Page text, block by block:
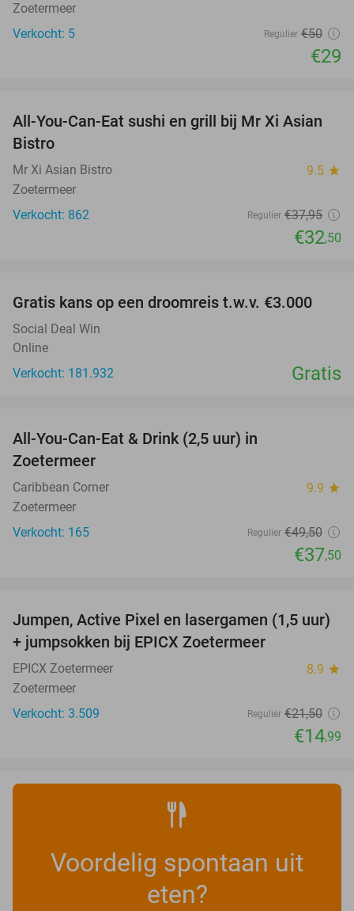
Zoetermeer
Verkocht: 5
Regulier €50
€29
14%
All-You-Can-Eat sushi en grill bij Mr Xi Asian
Bistro
Mr Xi Asian Bistro 9.5 star
Zoetermeer
Verkocht: 862
Regulier €37,95
€32,50
Gratis kans op een droomreis t.w.v. €3.000
Social Deal Win
Online
Verkocht: 181.932
Gratis
All-You-Can-Eat & Drink (2,5 uur) in
Zoetermeer
Caribbean Corner 9.9 star
Zoetermeer
Verkocht: 165
Regulier €49,50
€37,50
30%
Jumpen, Active Pixel en lasergamen (1,5 uur)
+ jumpsokken bij EPICX Zoetermeer
EPICX Zoetermeer 8.9 star
Zoetermeer
Verkocht: 3.509
Regulier €21,50
€14,99
Voordelig spontaan uit
eten?